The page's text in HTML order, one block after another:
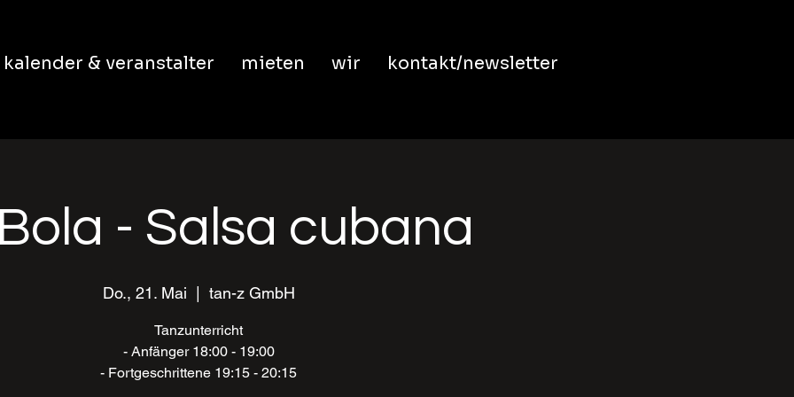
kalender & veranstalter mieten wir kontakt/newsletter
- Salsa cubana
Do., 21. Mai tan-z GmbH
Tanzunterricht
- Anfänger 18:00 - 19:00
- Fortgeschrittene 19:15 - 20:15